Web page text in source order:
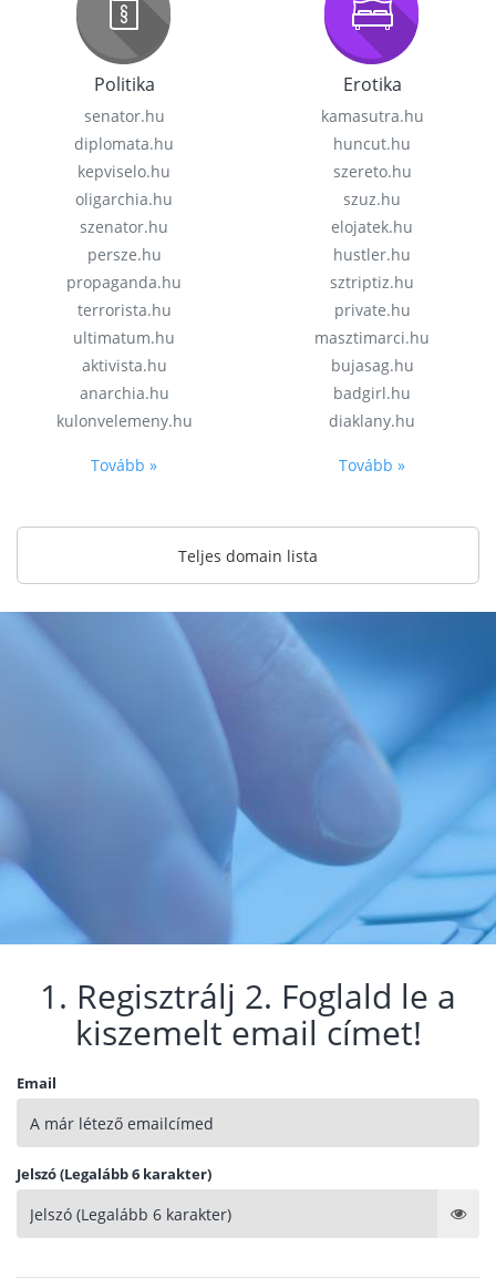
Politika
senator.hu
diplomata.hu
kepviselo.hu
oligarchia.hu
szenator.hu
persze.hu
propaganda.hu
terrorista.hu
ultimatum.hu
aktivista.hu
anarchia.hu
kulonvelemeny.hu
Tovább »
Erotika
kamasutra.hu
huncut.hu
szereto.hu
szuz.hu
elojatek.hu
hustler.hu
sztriptiz.hu
private.hu
masztimarci.hu
bujasag.hu
badgirl.hu
diaklany.hu
Tovább »
Teljes domain lista
1. Regisztrálj 2. Foglald le a
kiszemelt email címet!
Email
Jelszó (Legalább 6 karakter)